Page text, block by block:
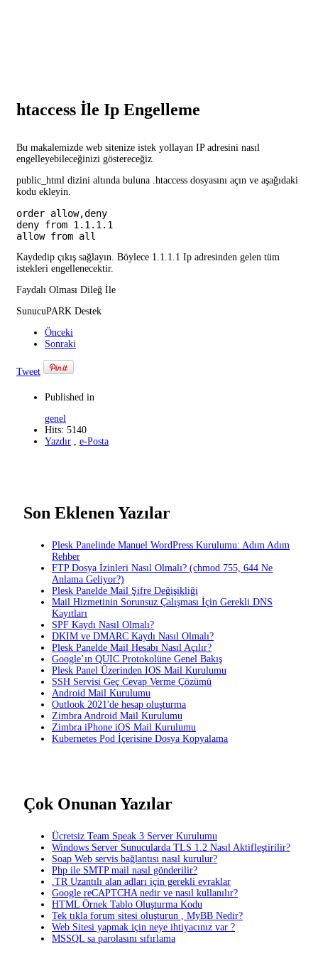
htaccess İle Ip Engelleme
Bu makalemizde web sitenize istek yollayan IP adresini nasıl
engelleyebileceğinizi göstereceğiz.
public_html dizini altında buluna .htaccess dosyasını açın ve aşağıdaki
kodu ekleyin.
order allow,deny
deny from 1.1.1.1
allow from all
Kaydedip çıkış sağlayın. Böylece 1.1.1.1 Ip adresinden gelen tüm
istekleri engellenecektir.
Faydalı Olması Dileğ İle
SunucuPARK Destek
Önceki
Sonraki
Tweet
Published in
genel
Hits: 5140
Yazdır
e-Posta
Son Eklenen Yazılar
Plesk Panelinde Manuel WordPress Kurulumu: Adım Adım
Rehber
FTP Dosya İzinleri Nasıl Olmalı? (chmod 755, 644 Ne
Anlama Geliyor?)
Plesk Panelde Mail Şifre Değişikliği
Mail Hizmetinin Sorunsuz Çalışması İçin Gerekli DNS
Kayıtları
SPF Kaydı Nasıl Olmalı?
DKIM ve DMARC Kaydı Nasıl Olmalı?
Plesk Panelde Mail Hesabı Nasıl Açılır?
Google’ın QUIC Protokolüne Genel Bakış
Plesk Panel Üzerinden IOS Mail Kurulumu
SSH Servisi Geç Cevap Verme Çözümü
Android Mail Kurulumu
Outlook 2021'de hesap oluşturma
Zimbra Android Mail Kurulumu
Zimbra iPhone iOS Mail Kurulumu
Kubernetes Pod İçerisine Dosya Kopyalama
Çok Onunan Yazılar
Ücretsiz Team Speak 3 Server Kurulumu
Windows Server Sunucularda TLS 1.2 Nasıl Aktifleştirilir?
Soap Web servis bağlantısı nasıl kurulur?
Php ile SMTP mail nasıl gönderilir?
.TR Uzantılı alan adları için gerekli evraklar
Google reCAPTCHA nedir ve nasıl kullanılır?
HTML Örnek Tablo Oluşturma Kodu
Tek tıkla forum sitesi oluşturun , MyBB Nedir?
Web Sitesi yapmak için neye ihtiyacınız var ?
MSSQL sa parolasını sıfırlama